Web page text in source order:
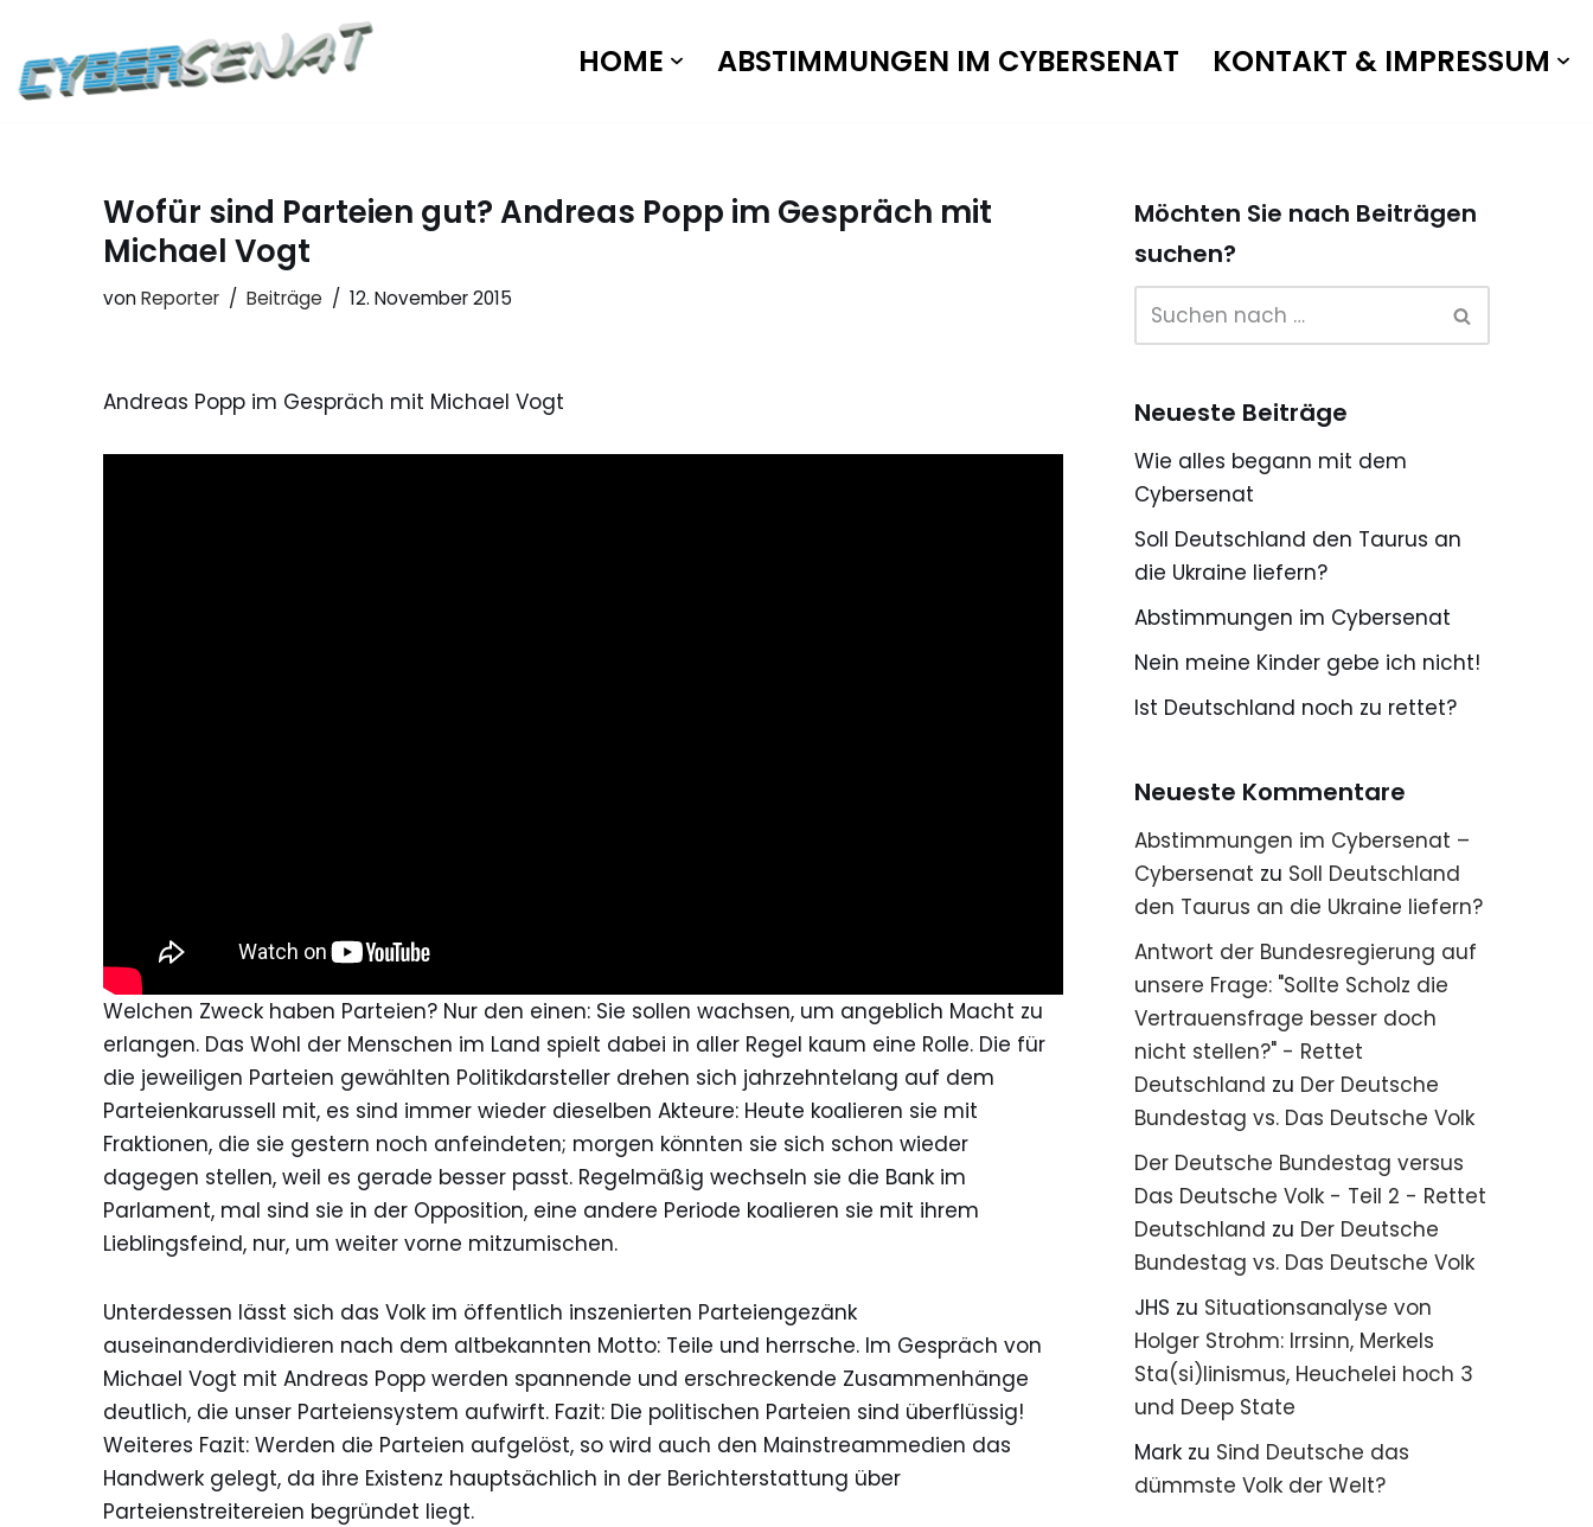
Zum
Inhalt
HOME ABSTIMMUNGEN IM CYBERSENAT KONTAKT & IMPRESSUM
Wofür sind Parteien gut? Andreas Popp im Gespräch mit
Michael Vogt
vonReporter Beiträge 12. November 2015
Andreas Popp im Gespräch mit Michael Vogt
Welchen Zweck haben Parteien? Nur den einen: Sie sollen wachsen, um angeblich Macht zu
erlangen. Das Wohl der Menschen im Land spielt dabei in aller Regel kaum eine Rolle. Die für
die jeweiligen Parteien gewählten Politikdarsteller drehen sich jahrzehntelang auf dem
Parteienkarussell mit, es sind immer wieder dieselben Akteure: Heute koalieren sie mit
Fraktionen, die sie gestern noch anfeindeten; morgen könnten sie sich schon wieder
dagegen stellen, weil es gerade besser passt. Regelmäßig wechseln sie die Bank im
Parlament, mal sind sie in der Opposition, eine andere Periode koalieren sie mit ihrem
Lieblingsfeind, nur, um weiter vorne mitzumischen.
Unterdessen lässt sich das Volk im öffentlich inszenierten Parteiengezänk
auseinanderdividieren nach dem altbekannten Motto: Teile und herrsche. Im Gespräch von
Michael Vogt mit Andreas Popp werden spannende und erschreckende Zusammenhänge
deutlich, die unser Parteiensystem aufwirft. Fazit: Die politischen Parteien sind überflüssig!
Weiteres Fazit: Werden die Parteien aufgelöst, so wird auch den Mainstreammedien das
Handwerk gelegt, da ihre Existenz hauptsächlich in der Berichterstattung über
Parteienstreitereien begründet liegt.
Möchten Sie nach Beiträgen
suchen?
Neueste Beiträge
Wie alles begann mit dem
Cybersenat
Soll Deutschland den Taurus an
die Ukraine liefern?
Abstimmungen im Cybersenat
Nein meine Kinder gebe ich nicht!
Ist Deutschland noch zu rettet?
Neueste Kommentare
Abstimmungen im Cybersenat –
Cybersenat zu Soll Deutschland
den Taurus an die Ukraine liefern?
Antwort der Bundesregierung auf
unsere Frage: "Sollte Scholz die
Vertrauensfrage besser doch
nicht stellen?" - Rettet
Deutschland zu Der Deutsche
Bundestag vs. Das Deutsche Volk
Der Deutsche Bundestag versus
Das Deutsche Volk - Teil 2 - Rettet
Deutschland zu Der Deutsche
Bundestag vs. Das Deutsche Volk
JHS zu Situationsanalyse von
Holger Strohm: Irrsinn, Merkels
Sta(si)linismus, Heuchelei hoch 3
und Deep State
Mark zu Sind Deutsche das
dümmste Volk der Welt?